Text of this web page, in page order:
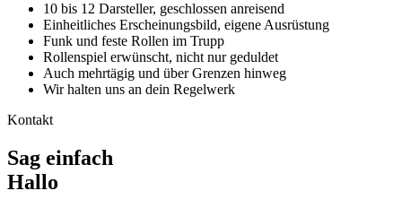
10 bis 12 Darsteller, geschlossen anreisend
Einheitliches Erscheinungsbild, eigene Ausrüstung
Funk und feste Rollen im Trupp
Rollenspiel erwünscht, nicht nur geduldet
Auch mehrtägig und über Grenzen hinweg
Wir halten uns an dein Regelwerk
Kontakt
Sag einfach
Hallo